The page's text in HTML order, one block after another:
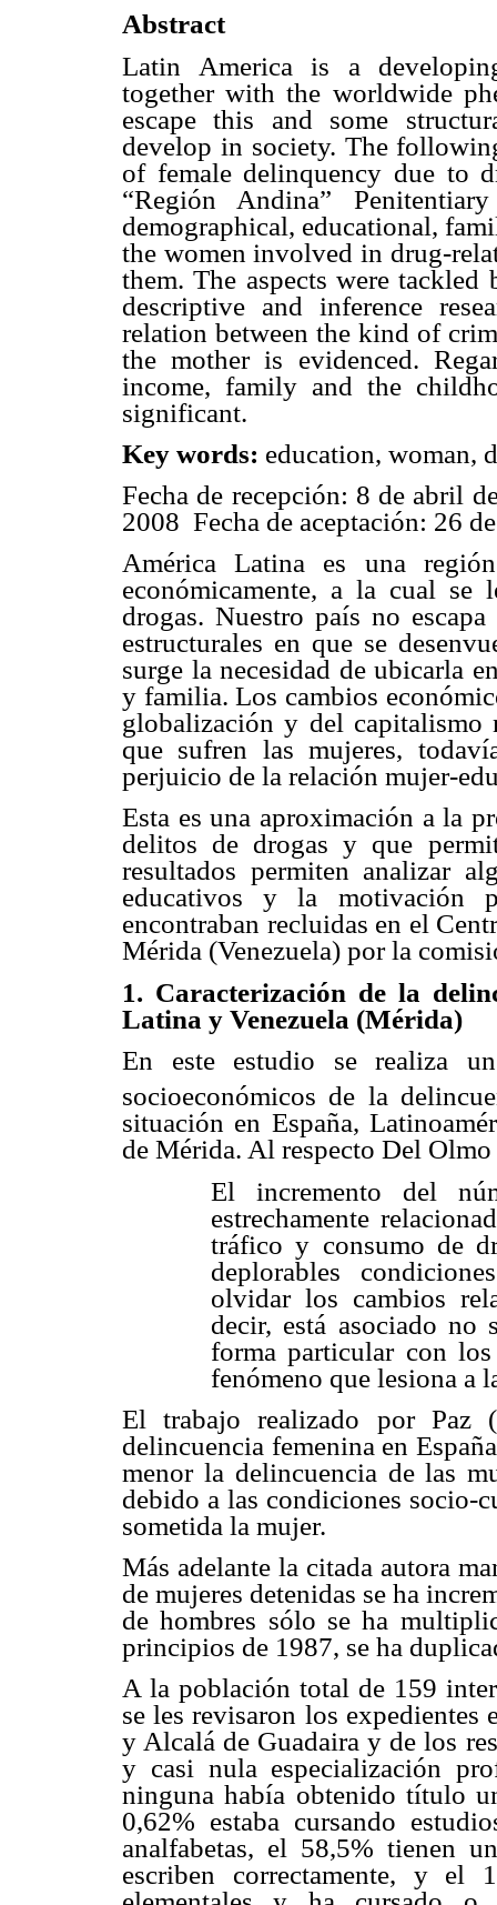
Abstract
Latin America is a
together with the worldwide
escape this and some
develop in society. The
of female delinquency due to
“Región Andina”
demographical, educational,
the women involved in drug-
them. The aspects were
descriptive and inference
relation between the kind of
the mother is evidenced.
income, family and the
significant.
Key words: education, woman,
Fecha de recepción: 8 de abril
2008 Fecha de aceptación: 26
América Latina es una
económicamente, a la cual
drogas. Nuestro país no
estructurales en que se
surge la necesidad de ubicarla
y familia. Los cambios
globalización y del capitalismo
que sufren las mujeres,
perjuicio de la relación mujer-
Esta es una aproximación a la
delitos de drogas y que
resultados permiten analizar
educativos y la motivación
encontraban recluidas en el
Mérida (Venezuela) por la
1. Caracterización de la
Latina y Venezuela (Mérida)
En este estudio se realiza
socioeconómicos de la
situación en España,
de Mérida. Al respecto Del
El incremento del
estrechamente
tráfico y consumo de
deplorables
olvidar los cambios
decir, está asociado
forma particular con
fenómeno que lesiona a
El trabajo realizado por Paz
delincuencia femenina en
menor la delincuencia de las
debido a las condiciones socio-
sometida la mujer.
Más adelante la citada autora
de mujeres detenidas se ha
de hombres sólo se ha
principios de 1987, se ha
A la población total de 159
se les revisaron los expedientes
y Alcalá de Guadaira y de los
y casi nula especialización
ninguna había obtenido título
0,62% estaba cursando
analfabetas, el 58,5% tienen
escriben correctamente, y el